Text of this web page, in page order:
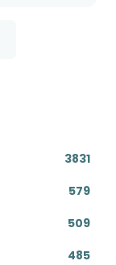
3831
579
509
485